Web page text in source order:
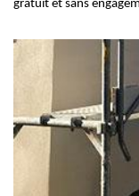
gratuit et sans